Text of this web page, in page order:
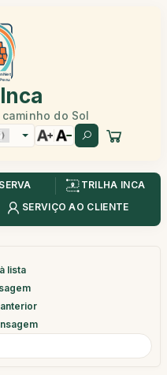
do Sol
TRILHA INCA
SERVIÇO AO CLIENTE
lista